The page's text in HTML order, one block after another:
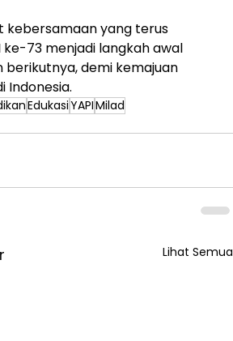
kebersamaan yang terus
ke-73 menjadi langkah awal
berikutnya, demi kemajuan
Indonesia.
EdukasiYAPIMilad
Lihat Semua